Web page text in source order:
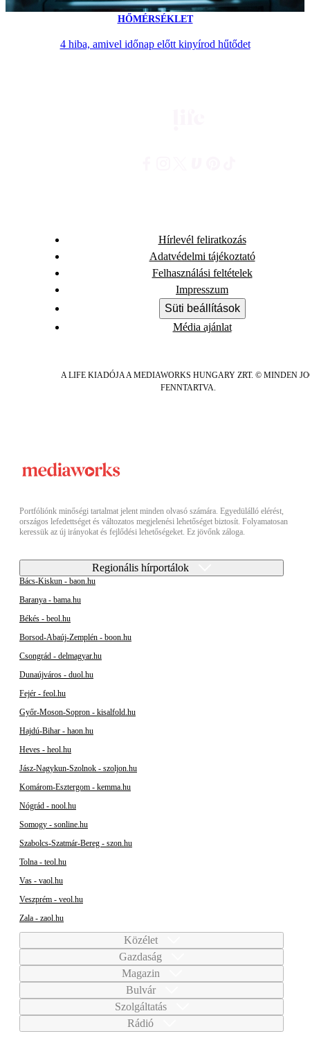
HŐMÉRSÉKLET
4 hiba, amivel időnap előtt kinyírod hűtődet
Hírlevél feliratkozás
Adatvédelmi tájékoztató
Felhasználási feltételek
Impresszum
Süti beállítások
Média ajánlat
A LIFE KIADÓJA A MEDIAWORKS HUNGARY ZRT. © MINDEN
FENNTARTVA.
Portfóliónk minőségi tartalmat jelent minden olvasó számára. Egyedülálló elérést,
országos lefedettséget és változatos megjelenési lehetőséget biztosít. Folyamatosan
keressük az új irányokat és fejlődési lehetőségeket. Ez jövőnk záloga.
Regionális hírportálok
Bács-Kiskun - baon.hu
Baranya - bama.hu
Békés - beol.hu
Borsod-Abaúj-Zemplén - boon.hu
Csongrád - delmagyar.hu
Dunaújváros - duol.hu
Fejér - feol.hu
Győr-Moson-Sopron - kisalfold.hu
Hajdú-Bihar - haon.hu
Heves - heol.hu
Jász-Nagykun-Szolnok - szoljon.hu
Komárom-Esztergom - kemma.hu
Nógrád - nool.hu
Somogy - sonline.hu
Szabolcs-Szatmár-Bereg - szon.hu
Tolna - teol.hu
Vas - vaol.hu
Veszprém - veol.hu
Zala - zaol.hu
Közélet
Gazdaság
Magazin
Bulvár
Szolgáltatás
Rádió